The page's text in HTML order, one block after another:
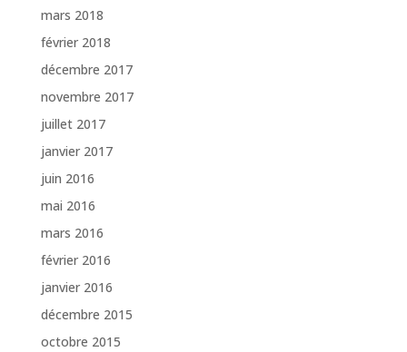
mars 2018
février 2018
décembre 2017
novembre 2017
juillet 2017
janvier 2017
juin 2016
mai 2016
mars 2016
février 2016
janvier 2016
décembre 2015
octobre 2015